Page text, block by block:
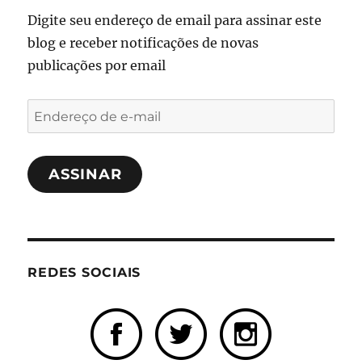
Digite seu endereço de email para assinar este
blog e receber notificações de novas
publicações por email
Endereço
de
e-
mailASSINAR
REDES SOCIAIS